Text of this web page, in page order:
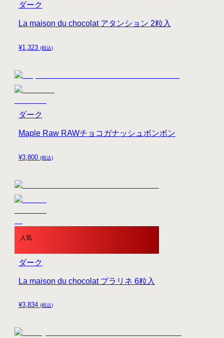
¥1,323 (税込)
La maison du chocolat アタンション 2粒入
ダーク
¥3,800 (税込)
Maple Raw RAWチョコガナッシュボンボン
ダーク
人気
¥3,834 (税込)
La maison du chocolat プラリネ 6粒入
ダーク